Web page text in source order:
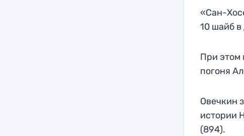
«Сан-
10 шайб в
При этом
погоня
Овечкин
истории
(894).